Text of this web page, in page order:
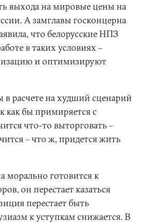
выхода на мировые цены на
А замглавы госконцерна
что белорусские НПЗ
в таких условиях –
и оптимизируют
в расчете на худший сценарий
бы примиряется с
что-то выторговать –
– что ж, придется жить
морально готовится к
он перестает казаться
перестает быть
к уступкам снижается. В